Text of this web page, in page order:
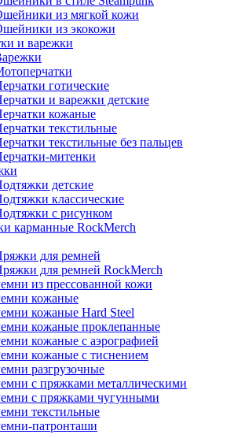
из мягкой кожи
из экокожи
и варежки
готические
и варежки детские
кожаные
текстильные
текстильные без пальцев
митенки
детские
классические
с рисунком
карманные RockMerch
для ремней
для ремней RockMerch
из прессованной кожи
кожаные
кожаные Hard Steel
кожаные проклепанные
кожаные с аэрографией
кожаные с тиснением
разгрузочные
с пряжками металлическими
с пряжками чугунными
текстильные
патронташи